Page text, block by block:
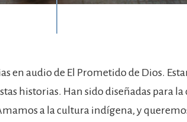
en audio de El Prometido de Dios.
historias. Han sido diseñadas para la
a la cultura indígena, y